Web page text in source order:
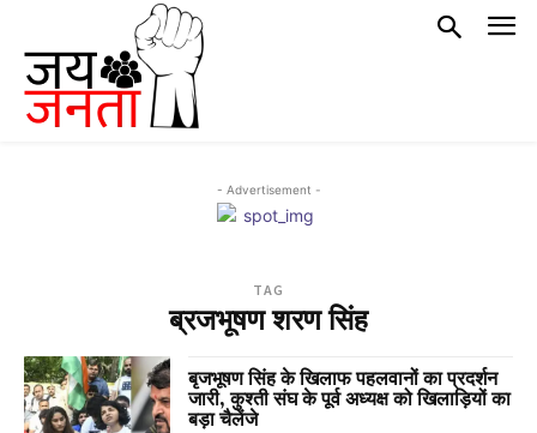
- Advertisement -
TAG
ब्रजभूषण शरण सिंह
बृजभूषण सिंह के खिलाफ पहलवानों का प्रदर्शन
जारी, कुश्ती संघ के पूर्व अध्यक्ष को खिलाड़ियों का
बड़ा चैलेंजे